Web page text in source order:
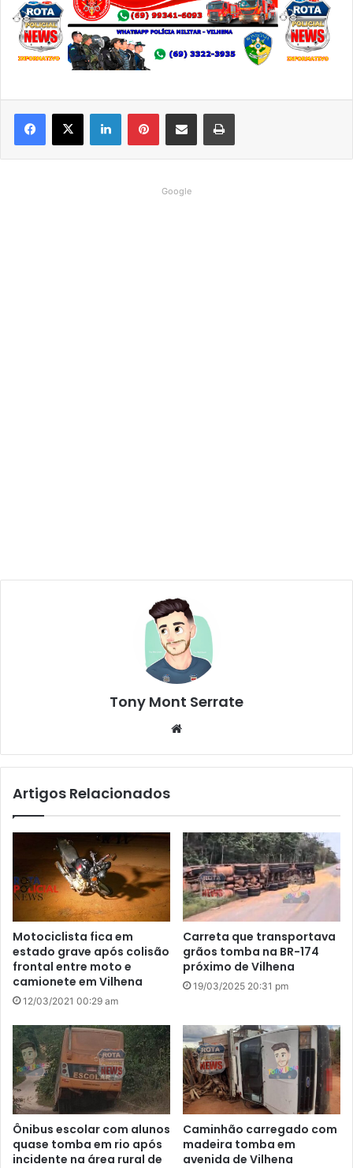
Google
Tony Mont Serrate
te
Artigos Relacionados
Motociclista fica em
estado grave após colisão
frontal entre moto e
camionete em Vilhena
12/03/2021 00:29 am
Carreta que transportava
grãos tomba na BR-174
próximo de Vilhena
19/03/2025 20:31 pm
Ônibus escolar com alunos
quase tomba em rio após
incidente na área rural de
Caminhão carregado com
madeira tomba em
avenida de Vilhena